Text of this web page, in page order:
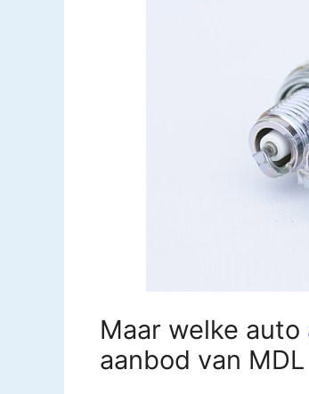
Maar welke auto
aanbod van